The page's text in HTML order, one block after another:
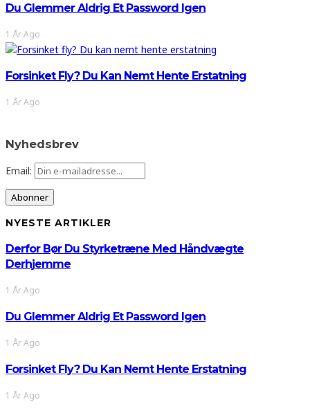
Du Glemmer Aldrig Et Password Igen
1 År Ago
Forsinket Fly? Du Kan Nemt Hente Erstatning
1 År Ago
Nyhedsbrev
Email:
NYESTE ARTIKLER
Derfor Bør Du Styrketræne Med Håndvægte
Derhjemme
1 År Ago
Du Glemmer Aldrig Et Password Igen
1 År Ago
Forsinket Fly? Du Kan Nemt Hente Erstatning
1 År Ago